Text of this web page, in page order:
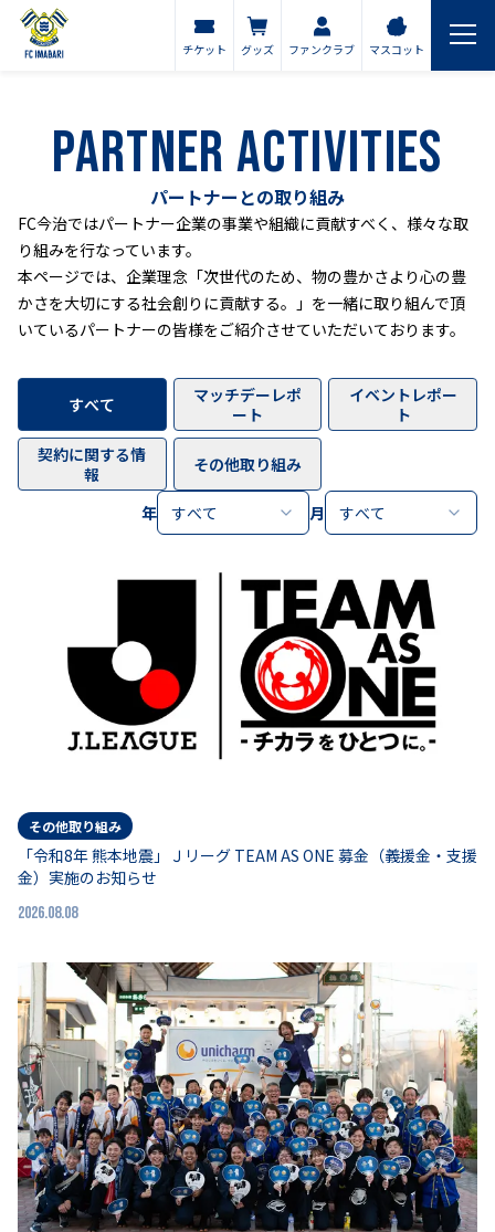
チケット グッズ ファンクラブ マスコット
PARTNER ACTIVITIES
パートナーとの取り組み
FC今治ではパートナー企業の事業や組織に貢献すべく、様々な取
り組みを行なっています。
本ページでは、企業理念「次世代のため、物の豊かさより心の豊
かさを大切にする社会創りに貢献する。」を一緒に取り組んで頂
いているパートナーの皆様をご紹介させていただいております。
年 すべて 月 すべて
すべて
マッチデーレポ
ート
イベントレポー
ト
契約に関する情
報
その他取り組み
その他取り組み
「令和8年 熊本地震」Ｊリーグ TEAM AS ONE 募金（義援金・支援
金）実施のお知らせ
2026.08.08